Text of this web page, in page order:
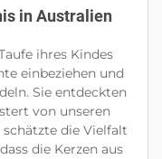
in Australien
ihres Kindes
einbeziehen und
Sie entdeckten
von unseren
schätzte die Vielfalt
die Kerzen aus